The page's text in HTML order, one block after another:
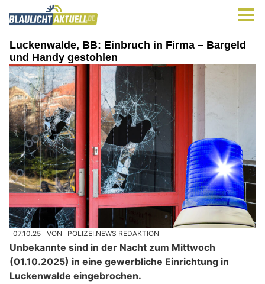
Luckenwalde, BB: Einbruch in Firma – Bargeld
und Handy gestohlen
07.10.25 VON POLIZEI.NEWS REDAKTION
Unbekannte sind in der Nacht zum Mittwoch
(01.10.2025) in eine gewerbliche Einrichtung in
Luckenwalde eingebrochen.